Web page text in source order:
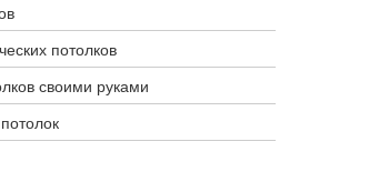
потолков
своими руками